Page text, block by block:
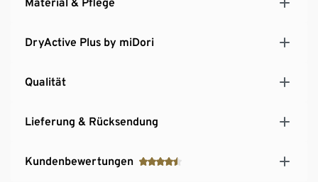
DryActive Plus by miDori
Qualität
Lieferung & Rücksendung
Kundenbewertungen